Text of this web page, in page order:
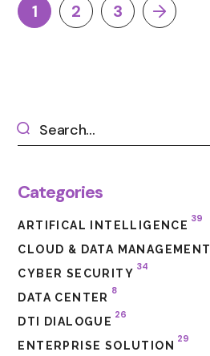
1 2 3
Categories
ARTIFICAL INTELLIGENCE
39
CLOUD & DATA MANAGEMENT
CYBER SECURITY
34
DATA CENTER
8
DTI DIALOGUE
26
ENTERPRISE SOLUTION
29